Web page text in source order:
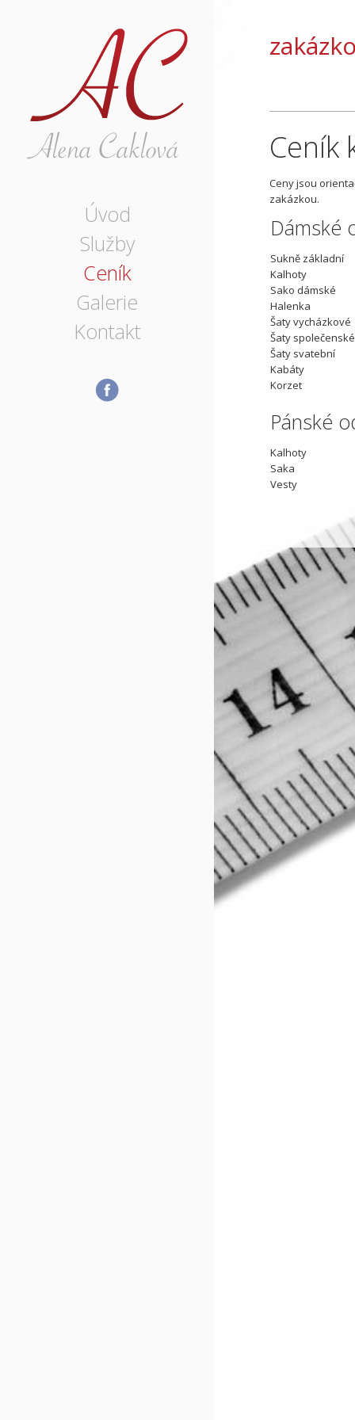
Úvod
Služby
Ceník
Galerie
Kontakt
Ceník
Ceny jsou
zakázkou.
Dámské
Sukně základní
Kalhoty
Sako dámské
Halenka
Šaty vycházkové
Šaty společenské
Šaty svatební
Kabáty
Korzet
Pánské
Kalhoty
Saka
Vesty